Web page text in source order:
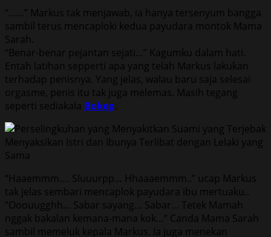
“……” Markus tak menjawab, ia hanya tersenyum bangga
sambil terus mencaploki kedua payudara montok Mama
Sarah.
“Benar-benar pejantan sejati…” Kagumku dalam hati.
Entah latihan sepperti apa yang telah Markus lakukan
terhadap penisnya. Yang jelas, walau baru saja selesai
orgasme, penis itu tak juga melemas. Masih tegang
seperti sediakala Bokep.
“Haaemmm…. Sluuurpp… Hhaaaemmm..” ucap Markus
tak jelas sembari mencaplok payudara ibu mertuaku..
“Ooouugghh… Sabar sayang… Sabar… Tetek Mamah
nggak bakalan kemana-mana kok…” Canda Mama Sarah
sambil memeluk kepala Markus. Ia juga menekan